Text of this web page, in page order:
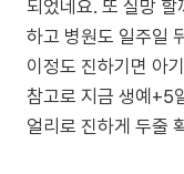
되었네요. 또 실망
하고 병원도 일주일
이정도 진하기면 아
참고로 지금 생예+5
얼리로 진하게 두줄